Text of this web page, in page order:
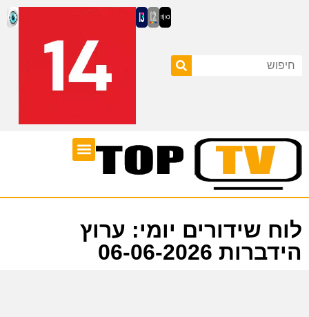
לוח שידורים יומי: ערוץ
הידברות 06-06-2026